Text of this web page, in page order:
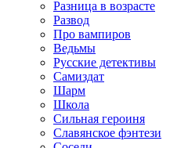
Разница в возрасте
Развод
Про вампиров
Ведьмы
Русские детективы
Самиздат
Шарм
Школа
Сильная героиня
Славянское фэнтези